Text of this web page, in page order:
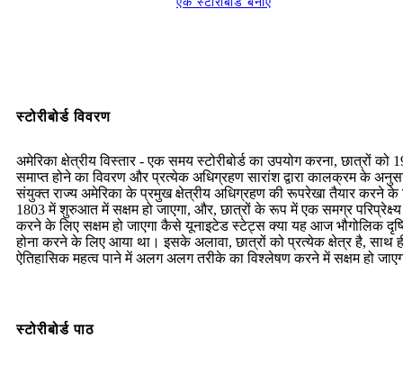
स्टोरीबोर्ड विवरण
अमेरिका क्षेत्रीय विस्तार - एक समय स्टोरीबोर्ड का उपयोग करना, छात्रों को
समाप्त होने का विवरण और प्रत्येक अधिग्रहण सारांश द्वारा कालक्रम के
संयुक्त राज्य अमेरिका के प्रमुख क्षेत्रीय अधिग्रहण की रूपरेखा तैयार करने के
1803 में शुरुआत में सक्षम हो जाएगा, और, छात्रों के रूप में एक समग्र
करने के लिए सक्षम हो जाएगा कैसे यूनाइटेड स्टेट्स क्या यह आज भौगोलिक
होना करने के लिए आया था। इसके अलावा, छात्रों को प्रत्येक क्षेत्र है, साथ
ऐतिहासिक महत्व पाने में अलग अलग तरीके का विश्लेषण करने में सक्षम हो
स्टोरीबोर्ड पाठ